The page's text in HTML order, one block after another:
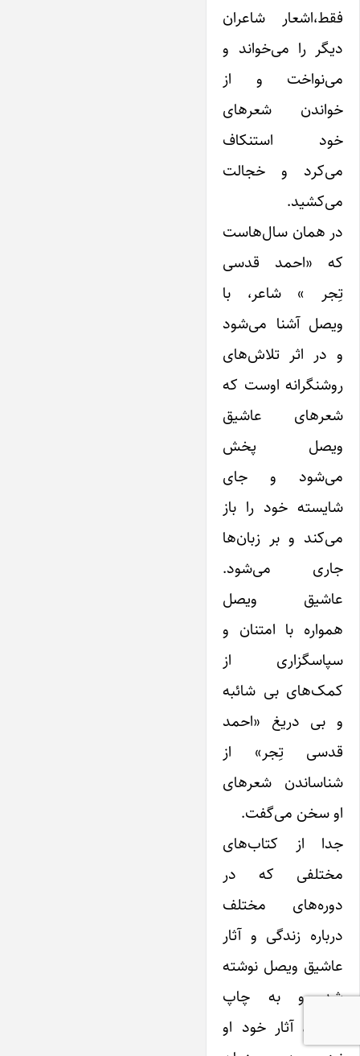
فقط،‌اشعار شاعران
دیگر را می‌خواند و
می‌نواخت و از
خواندن شعرهای
خود استنکاف
می‌کرد و خجالت
می‌کشید.
در همان سال‌هاست
که «احمد قد‌سی
تِجر » شاعر، با
ویصل‌ آشنا می‌شود
و در اثر تلاش‌های
روشنگرانه اوست که
شعرهای عاشیق
ویصل پخش
می‌شود و جای
شایسته خود را باز
می‌کند و بر زبان‌ها
جاری می‌شود.
عاشیق ویصل
همواره با امتنان و
سپاسگزاری از
کمک‌های بی شائبه
و بی دریغ «احمد
قدسی تِجر» از
شناساندن شعرهای
او سخن می‌گفت.
جدا از کتاب‌های
مختلفی که در
دوره‌های مختلف
درباره زندگی و آثار
عاشیق ویصل نوشته
شد و به چاپ
رسیده، آثار خود او